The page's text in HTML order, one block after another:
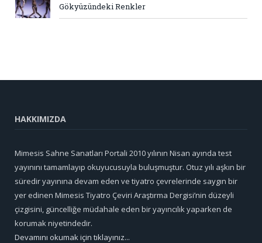
Gökyüzündeki Renkler
HAKKIMIZDA
Mimesis Sahne Sanatları Portali 2010 yılının Nisan ayında test
yayınını tamamlayıp okuyucusuyla buluşmuştur. Otuz yılı aşkın bir
süredir yayınına devam eden ve tiyatro çevrelerinde saygın bir
yer edinen Mimesis Tiyatro Çeviri Araştırma Dergisi’nin düzeyli
çizgisini, güncelliğe müdahale eden bir yayıncılık yaparken de
korumak niyetindedir.
Devamını okumak için tıklayınız...